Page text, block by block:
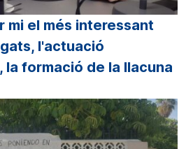
mi el més interessant
l'actuació
formació de la llacuna